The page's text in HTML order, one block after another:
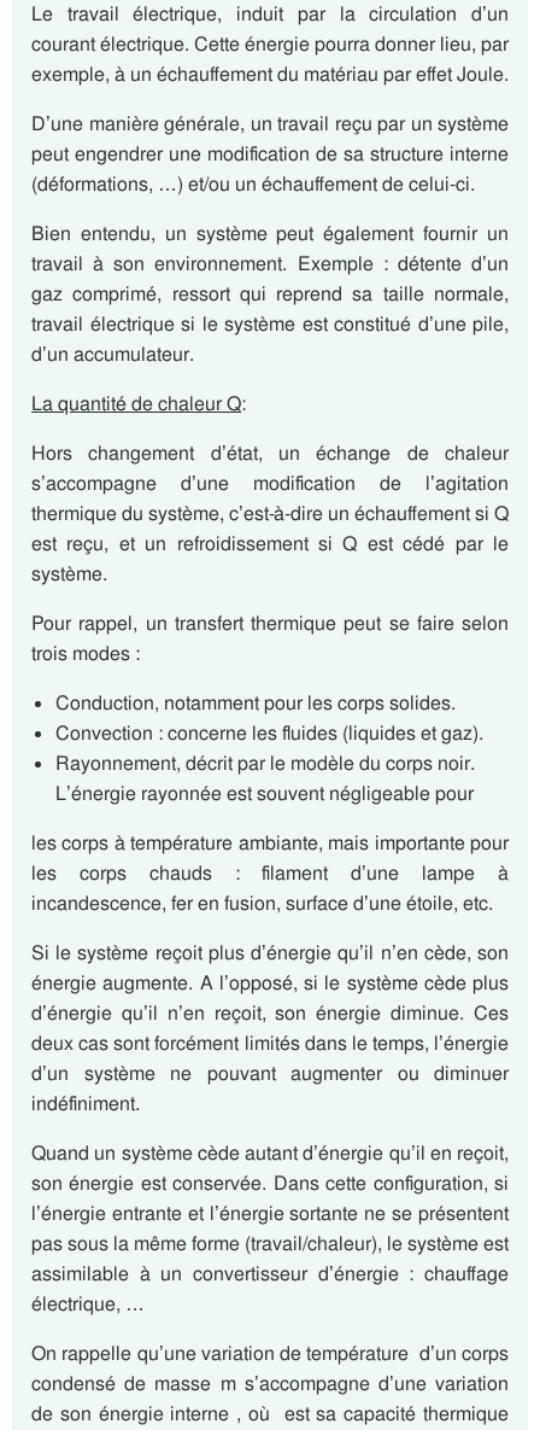
Le travail électrique, induit par la circulation d’un
courant électrique. Cette énergie pourra donner lieu, par
exemple, à un échauffement du matériau par effet Joule.
D’une manière générale, un travail reçu par un système
peut engendrer une modification de sa structure interne
(déformations, …) et/ou un échauffement de celui-ci.
Bien entendu, un système peut également fournir un
travail à son environnement. Exemple : détente d’un
gaz comprimé, ressort qui reprend sa taille normale,
travail électrique si le système est constitué d’une pile,
d’un accumulateur.
La quantité de chaleur Q:
Hors changement d’état, un échange de chaleur
s’accompagne d’une modification de l’agitation
thermique du système, c’est-à-dire un échauffement si Q
est reçu, et un refroidissement si Q est cédé par le
système.
Pour rappel, un transfert thermique peut se faire selon
trois modes :
Conduction, notamment pour les corps solides.
Convection : concerne les fluides (liquides et gaz).
Rayonnement, décrit par le modèle du corps noir.
L’énergie rayonnée est souvent négligeable pour
les corps à température ambiante, mais importante pour
les corps chauds : filament d’une lampe à
incandescence, fer en fusion, surface d’une étoile, etc.
Si le système reçoit plus d’énergie qu’il n’en cède, son
énergie augmente. A l’opposé, si le système cède plus
d’énergie qu’il n’en reçoit, son énergie diminue. Ces
deux cas sont forcément limités dans le temps, l’énergie
d’un système ne pouvant augmenter ou diminuer
indéfiniment.
Quand un système cède autant d’énergie qu’il en reçoit,
son énergie est conservée. Dans cette configuration, si
l’énergie entrante et l’énergie sortante ne se présentent
pas sous la même forme (travail/chaleur), le système est
assimilable à un convertisseur d’énergie : chauffage
électrique, …
On rappelle qu’une variation de température d’un corps
condensé de masse m s’accompagne d’une variation
de son énergie interne , où est sa capacité thermique